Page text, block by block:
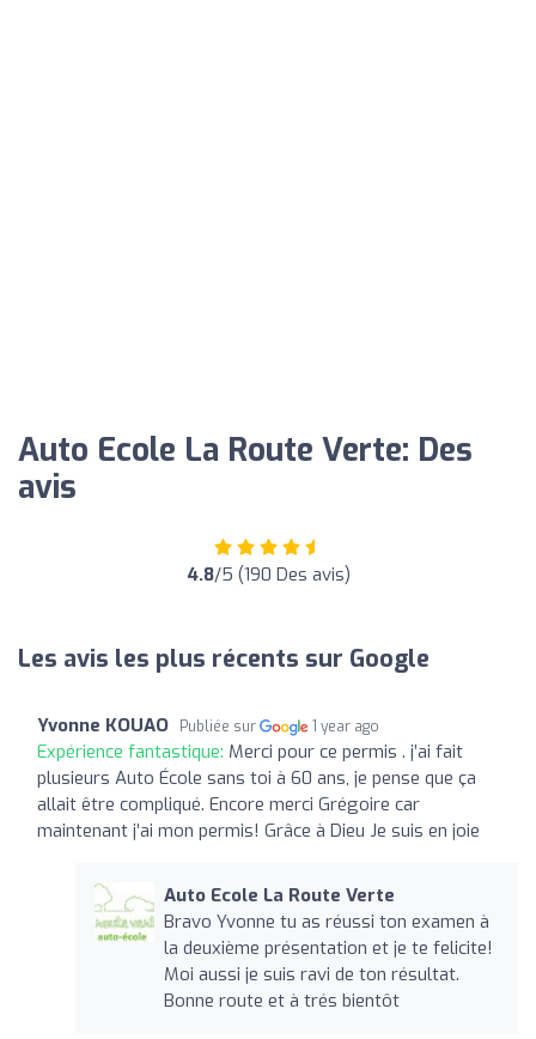
Auto Ecole La Route Verte: Des
avis
4.8/5 (190 Des avis)
Les avis les plus récents sur Google
Yvonne KOUAO Publiée sur 1 year ago
Expérience fantastique: Merci pour ce permis . j’ai fait
plusieurs Auto École sans toi à 60 ans, je pense que ça
allait être compliqué. Encore merci Grégoire car
maintenant j’ai mon permis! Grâce à Dieu Je suis en joie
Auto Ecole La Route Verte
Bravo Yvonne tu as réussi ton examen à
la deuxième présentation et je te felicite!
Moi aussi je suis ravi de ton résultat.
Bonne route et à trés bientôt